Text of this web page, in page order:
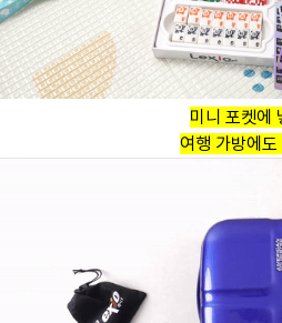
미니 포켓에
여행 가방에도